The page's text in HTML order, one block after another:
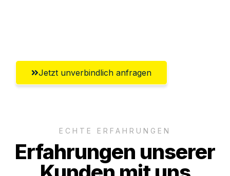
Jetzt unverbindlich anfragen
ECHTE ERFAHRUNGEN
Erfahrungen unserer